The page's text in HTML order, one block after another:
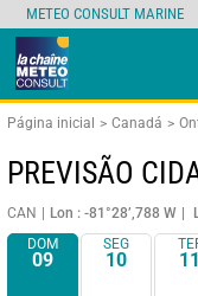
Página inicial Canadá
PREVISÃO
CAN Lon : -81°28’,788 W
DOM
09
SEG
10 11
METEO CONSULT MARINE